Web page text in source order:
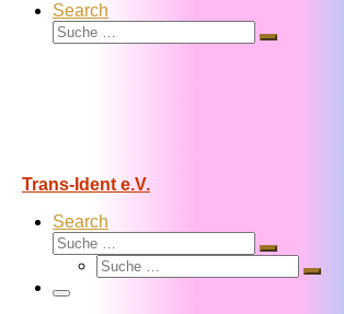
Search
Suche
Suche
Trans-Ident e.V.
Search
Suche
Suche
Suche
Suche
Menü